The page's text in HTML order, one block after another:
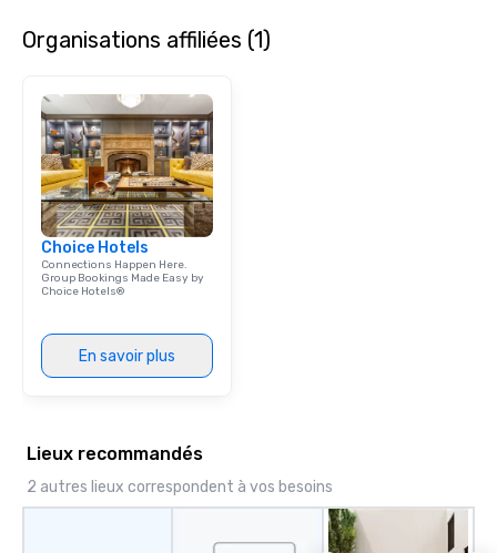
Organisations affiliées (1)
Choice Hotels
Connections Happen Here.
Group Bookings Made Easy by
Choice Hotels®
En savoir plus
Lieux recommandés
2 autres lieux correspondent à vos besoins